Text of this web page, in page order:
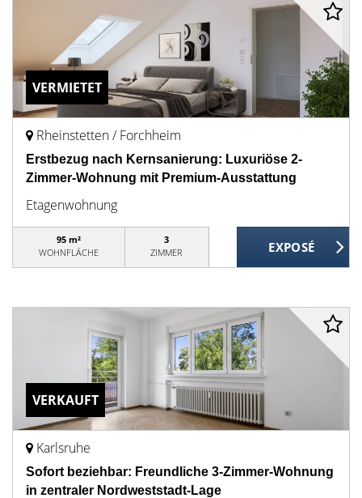
VERMIETET
Rheinstetten / Forchheim
Erstbezug nach Kernsanierung: Luxuriöse 2-
Zimmer-Wohnung mit Premium-Ausstattung
Etagenwohnung
95 m²
WOHNFLÄCHE
3
ZIMMER
VERKAUFT
Karlsruhe
Sofort beziehbar: Freundliche 3-Zimmer-Wohnung
in zentraler Nordweststadt-Lage